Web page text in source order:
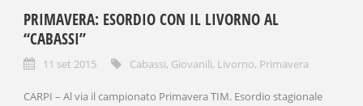
PRIMAVERA: ESORDIO CON IL LIVORNO AL
“CABASSI”
11 set 2015 Cabassi, Giovanili, Livorno, Primavera
CARPI – Al via il campionato Primavera TIM. Esordio stagionale